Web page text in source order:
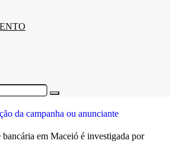
Procurar
bancária em Maceió é investigada por